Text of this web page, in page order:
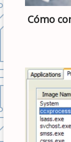
Cómo conectar AirPods a una PS4